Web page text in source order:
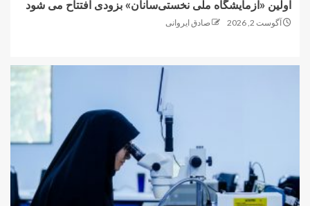
اولین «آزمایشگاه ملی نخستی‌سانان» بزودی افتتاح می شود
آگوست 2, 2026 صادق ایروانی